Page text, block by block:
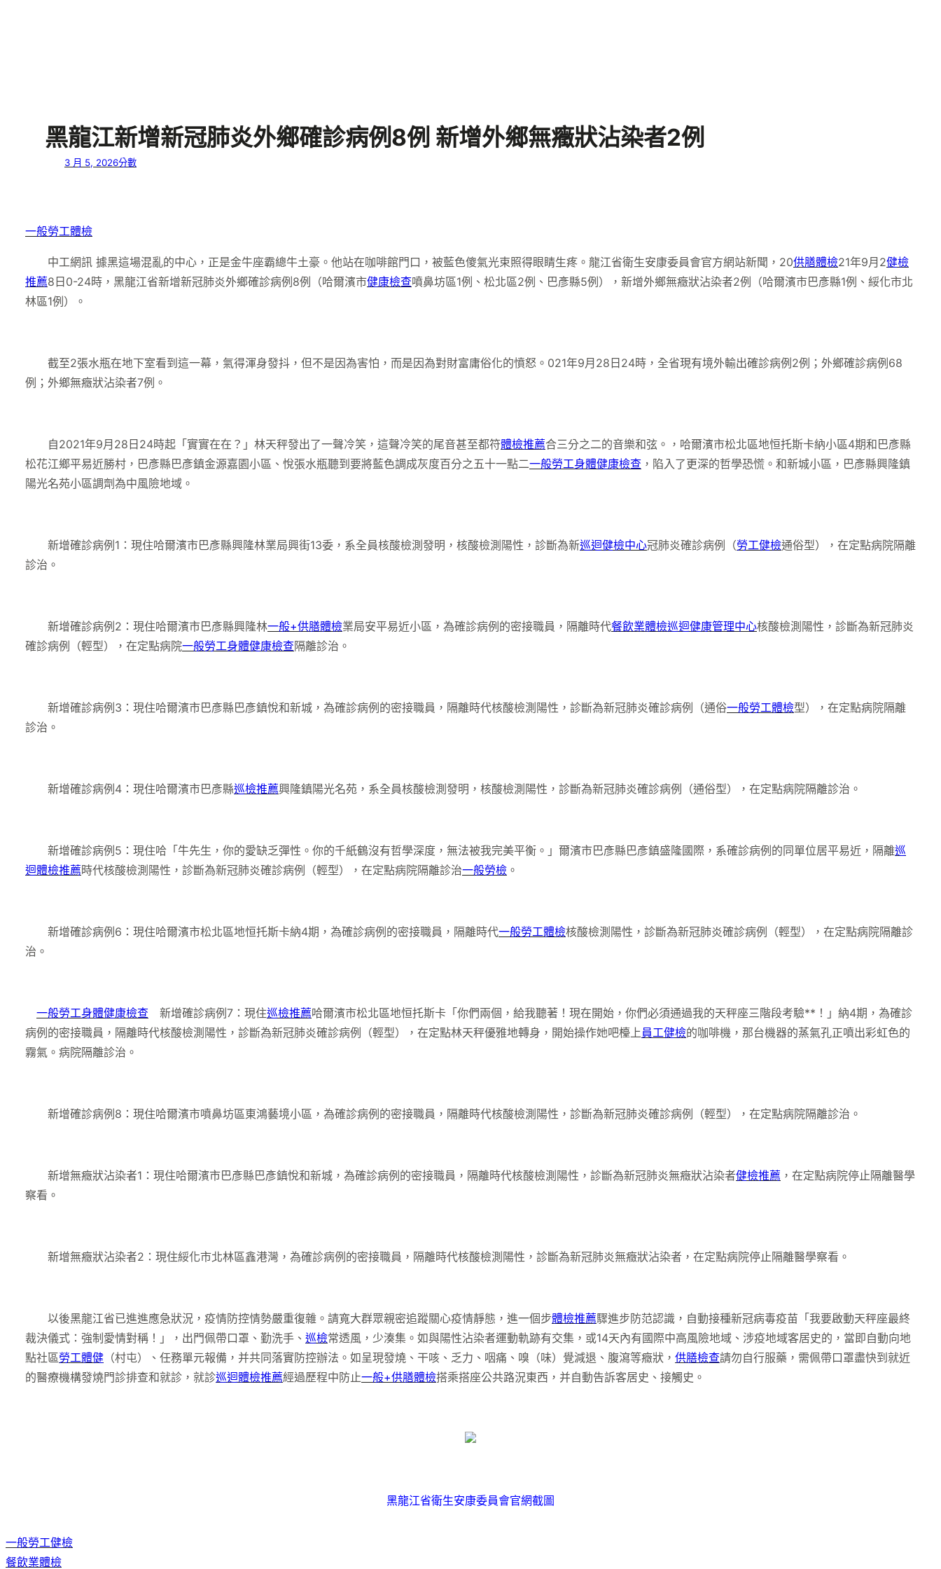
黑龍江新增新冠肺炎外鄉確診病例8例 新增外鄉無癥狀沾染者2例
3 月 5, 2026分數
一般勞工體檢
中工網訊 據黑這場混亂的中心，正是金牛座霸總牛土豪。他站在咖啡館門口，被藍色傻氣光束照得眼睛生疼。龍江省衛生安康委員會官方網站新聞，20供膳體檢21年9月2健檢
推薦8日0-24時，黑龍江省新增新冠肺炎外鄉確診病例8例（哈爾濱市健康檢查噴鼻坊區1例、松北區2例、巴彥縣5例），新增外鄉無癥狀沾染者2例（哈爾濱市巴彥縣1例、綏化市北
林區1例）。
截至2張水瓶在地下室看到這一幕，氣得渾身發抖，但不是因為害怕，而是因為對財富庸俗化的憤怒。021年9月28日24時，全省現有境外輸出確診病例2例；外鄉確診病例68
例；外鄉無癥狀沾染者7例。
自2021年9月28日24時起「實實在在？」林天秤發出了一聲冷笑，這聲冷笑的尾音甚至都符體檢推薦合三分之二的音樂和弦。，哈爾濱市松北區地恒托斯卡納小區4期和巴彥縣
松花江鄉平易近勝村，巴彥縣巴彥鎮金源嘉園小區、悅張水瓶聽到要將藍色調成灰度百分之五十一點二一般勞工身體健康檢查 ，陷入了更深的哲學恐慌。和新城小區，巴彥縣興隆鎮
陽光名苑小區調劑為中風險地域。
新增確診病例1：現住哈爾濱市巴彥縣興隆林業局興街13委，系全員核酸檢測發明，核酸檢測陽性，診斷為新巡迴健檢中心冠肺炎確診病例（勞工健檢通俗型），在定點病院隔離
診治。
新增確診病例2：現住哈爾濱市巴彥縣興隆林一般+供膳體檢業局安平易近小區，為確診病例的密接職員，隔離時代餐飲業體檢巡迴健康管理中心核酸檢測陽性，診斷為新冠肺炎
確診病例（輕型），在定點病院一般勞工身體健康檢查隔離診治。
新增確診病例3：現住哈爾濱市巴彥縣巴彥鎮悅和新城，為確診病例的密接職員，隔離時代核酸檢測陽性，診斷為新冠肺炎確診病例（通俗一般勞工體檢型），在定點病院隔離
診治。
新增確診病例4：現住哈爾濱市巴彥縣巡檢推薦興隆鎮陽光名苑，系全員核酸檢測發明，核酸檢測陽性，診斷為新冠肺炎確診病例（通俗型），在定點病院隔離診治。
新增確診病例5：現住哈「牛先生，你的愛缺乏彈性。你的千紙鶴沒有哲學深度，無法被我完美平衡。」爾濱市巴彥縣巴彥鎮盛隆國際，系確診病例的同單位居平易近，隔離巡
迴體檢推薦時代核酸檢測陽性，診斷為新冠肺炎確診病例（輕型），在定點病院隔離診治一般勞檢 。
新增確診病例6：現住哈爾濱市松北區地恒托斯卡納4期，為確診病例的密接職員，隔離時代一般勞工體檢核酸檢測陽性，診斷為新冠肺炎確診病例（輕型），在定點病院隔離診
治。
一般勞工身體健康檢查 新增確診病例7：現住巡檢推薦哈爾濱市松北區地恒托斯卡「你們兩個，給我聽著！現在開始，你們必須通過我的天秤座三階段考驗**！」納4期，為確診
病例的密接職員，隔離時代核酸檢測陽性，診斷為新冠肺炎確診病例（輕型），在定點林天秤優雅地轉身，開始操作她吧檯上員工健檢的咖啡機，那台機器的蒸氣孔正噴出彩虹色的
霧氣。病院隔離診治。
新增確診病例8：現住哈爾濱市噴鼻坊區東鴻藝境小區，為確診病例的密接職員，隔離時代核酸檢測陽性，診斷為新冠肺炎確診病例（輕型），在定點病院隔離診治。
新增無癥狀沾染者1：現住哈爾濱市巴彥縣巴彥鎮悅和新城，為確診病例的密接職員，隔離時代核酸檢測陽性，診斷為新冠肺炎無癥狀沾染者健檢推薦 ，在定點病院停止隔離醫學
察看。
新增無癥狀沾染者2：現住綏化市北林區鑫港灣，為確診病例的密接職員，隔離時代核酸檢測陽性，診斷為新冠肺炎無癥狀沾染者，在定點病院停止隔離醫學察看。
以後黑龍江省已進進應急狀況，疫情防控情勢嚴重復雜。請寬大群眾親密追蹤關心疫情靜態，進一個步體檢推薦驟進步防范認識，自動接種新冠病毒疫苗「我要啟動天秤座最終
裁決儀式：強制愛情對稱！」，出門佩帶口罩、勤洗手、 巡檢常透風，少湊集。如與陽性沾染者運動軌跡有交集，或14天內有國際中高風險地域、涉疫地域客居史的，當即自動向地
點社區勞工體健 （村屯）、任務單元報備，并共同落實防控辦法。如呈現發燒、干咳、乏力、咽痛、嗅（味）覺減退、腹瀉等癥狀， 供膳檢查請勿自行服藥，需佩帶口罩盡快到就近
的醫療機構發燒門診排查和就診，就診巡迴體檢推薦經過歷程中防止一般+供膳體檢搭乘搭座公共路況東西，并自動告訴客居史、接觸史。
黑龍江省衛生安康委員會官網截圖
一般勞工健檢
餐飲業體檢